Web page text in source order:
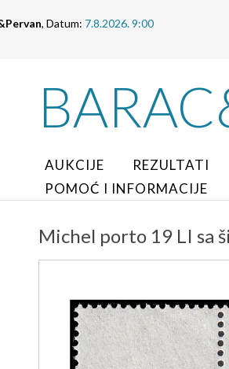
, Datum: 7.8.2026. 9:00
AUKCIJE
REZULTATI
POMOĆ I INFORMACIJE
Michel porto 19 LI sa